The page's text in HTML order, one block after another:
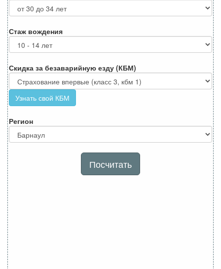
Стаж вождения
Скидка за безаварийную езду (КБМ)
Узнать свой КБМ
Регион
Посчитать